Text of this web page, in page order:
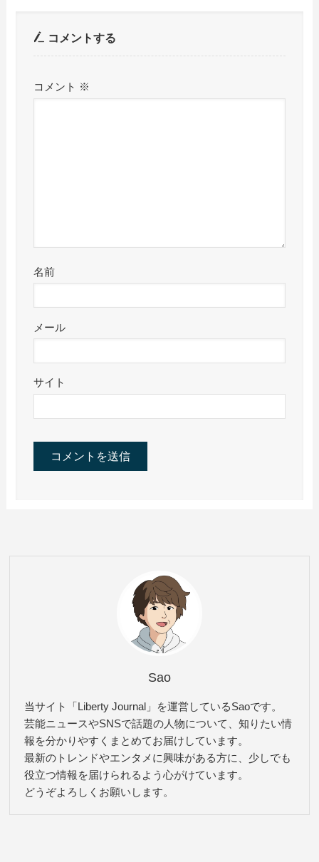
コメントする
コメント ※
名前
メール
サイト
Sao
当サイト「Liberty Journal」を運営しているSaoです。
芸能ニュースやSNSで話題の人物について、知りたい情
報を分かりやすくまとめてお届けしています。
最新のトレンドやエンタメに興味がある方に、少しでも
役立つ情報を届けられるよう心がけています。
どうぞよろしくお願いします。